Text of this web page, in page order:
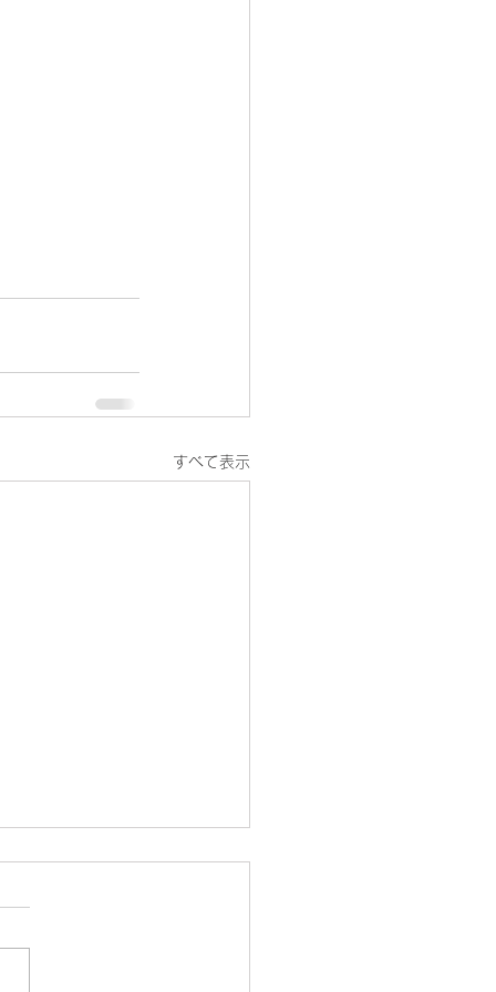
すべて表示